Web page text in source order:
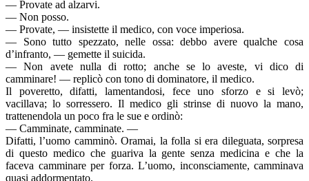
— Provate ad alzarvi.
— Non posso.
— Provate, — insistette il medico, con voce imperiosa.
— Sono tutto spezzato, nelle ossa: debbo avere qualche cosa
d’infranto, — gemette il suicida.
— Non avete nulla di rotto; anche se lo aveste, vi dico di
camminare! — replicò con tono di dominatore, il medico.
Il poveretto, difatti, lamentandosi, fece uno sforzo e si levò;
vacillava; lo sorressero. Il medico gli strinse di nuovo la mano,
trattenendola un poco fra le sue e ordinò:
— Camminate, camminate. —
Difatti, l’uomo camminò. Oramai, la folla si era dileguata, sorpresa
di questo medico che guariva la gente senza medicina e che la
faceva camminare per forza. L’uomo, inconsciamente, camminava
quasi addormentato.